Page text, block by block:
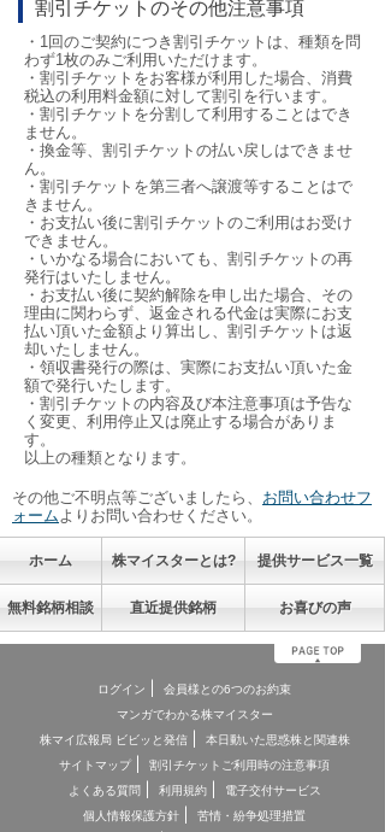
割引チケットのその他注意事項
・1回のご契約につき割引チケットは、種類を問
わず1枚のみご利用いただけます。
・割引チケットをお客様が利用した場合、消費
税込の利用料金額に対して割引を行います。
・割引チケットを分割して利用することはでき
ません。
・換金等、割引チケットの払い戻しはできませ
ん。
・割引チケットを第三者へ譲渡等することはで
きません。
・お支払い後に割引チケットのご利用はお受け
できません。
・いかなる場合においても、割引チケットの再
発行はいたしません。
・お支払い後に契約解除を申し出た場合、その
理由に関わらず、返金される代金は実際にお支
払い頂いた金額より算出し、割引チケットは返
却いたしません。
・領収書発行の際は、実際にお支払い頂いた金
額で発行いたします。
・割引チケットの内容及び本注意事項は予告な
く変更、利用停止又は廃止する場合がありま
す。
以上の種類となります。
その他ご不明点等ございましたら、 お問い合わせフ
ォームよりお問い合わせください。
ホーム 株マイスターとは? 提供サービス一覧
無料銘柄相談 直近提供銘柄 お喜びの声
ログイン
会員様との6つのお約束
マンガでわかる株マイスター
株マイ広報局 ビビッと発信
本日動いた思惑株と関連株
サイトマップ
割引チケットご利用時の注意事項
よくある質問
利用規約
電子交付サービス
個人情報保護方針
苦情・紛争処理措置